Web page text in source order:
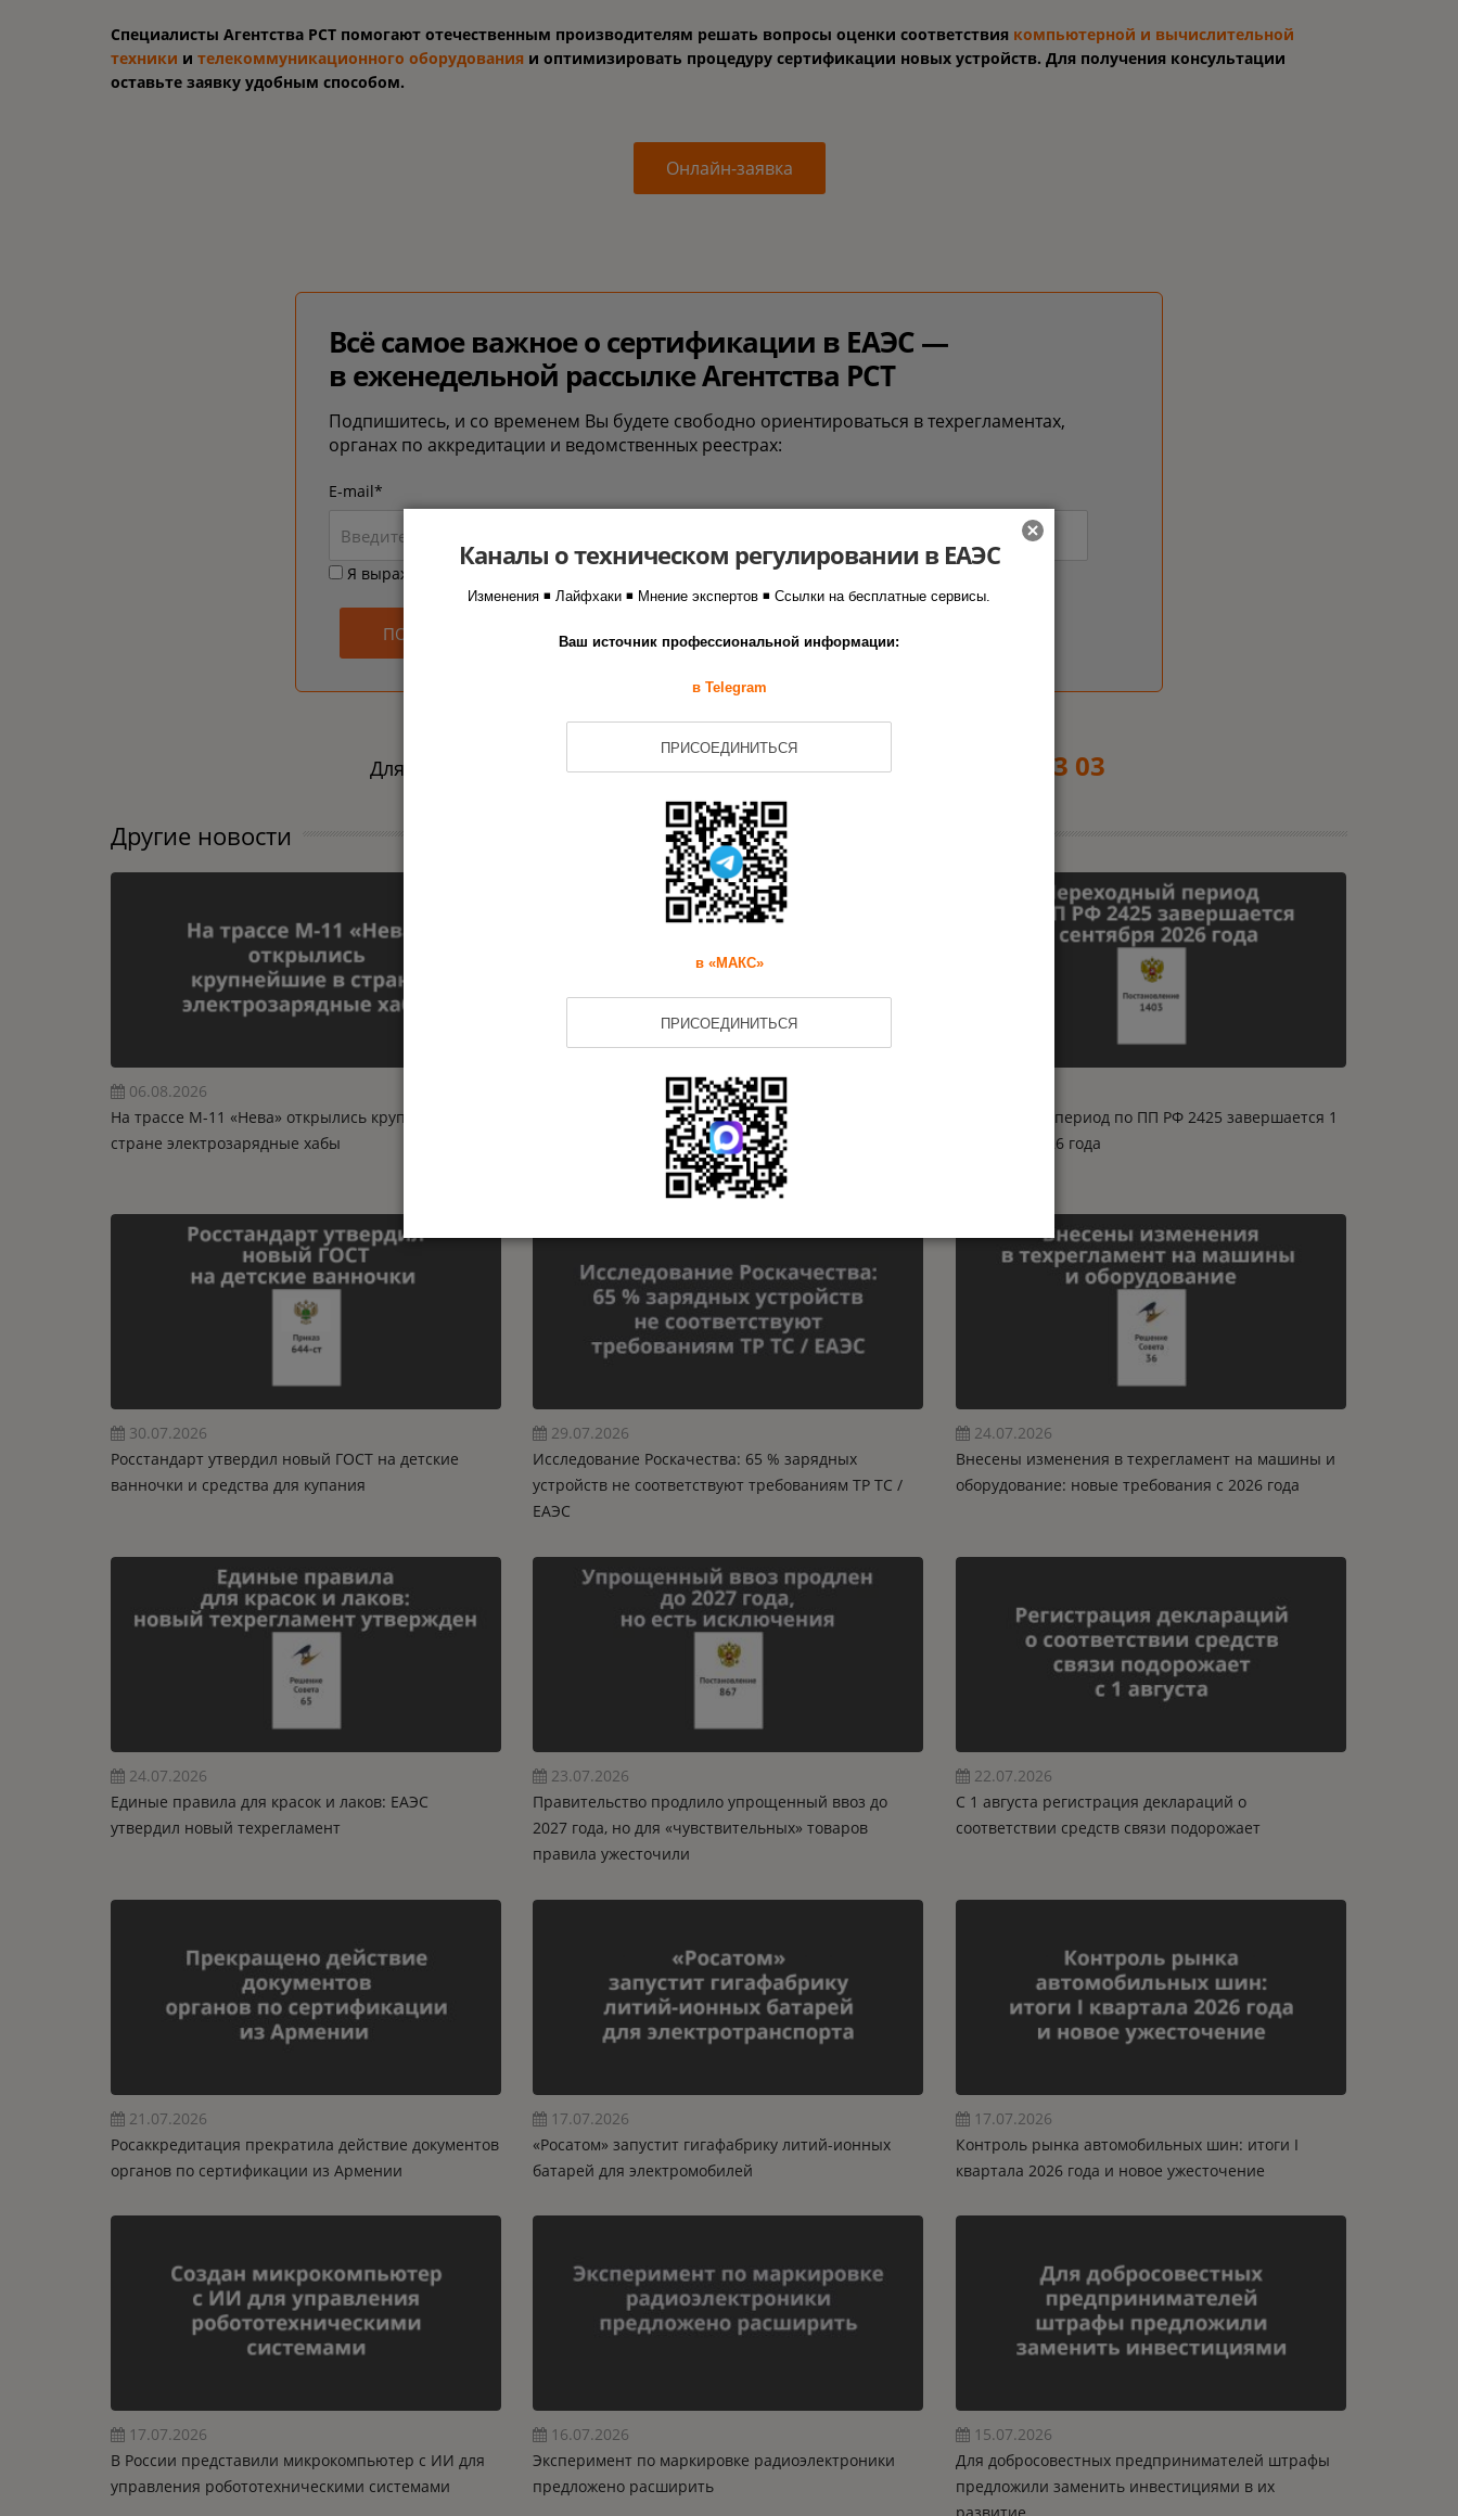
Специалисты Агентства РСТ помогают отечественным производителям решать вопросы оценки соответствия компьютерной и вычислительной
техники и телекоммуникационного оборудования и оптимизировать процедуру сертификации новых устройств. Для получения консультации
оставьте заявку удобным способом.
Онлайн-заявка
Всё самое важное о сертификации в ЕАЭС —
в еженедельной рассылке Агентства РСТ
Подпишитесь, и со временем Вы будете свободно ориентироваться в техрегламентах,
органах по аккредитации и ведомственных реестрах:
E-mail*
Я выражаю согласие на обработку персональных данных
ПОДПИСАТЬСЯ
Для заказа услуг или получения консультации звоните +7 499 553 03 03
Другие новости
06.08.2026
На трассе М-11 «Нева» открылись крупнейшие в
стране электрозарядные хабы
Почти 40 маркетплейсов подключились к сервису
Росаккредитации для проверки товаров для
Переходный период по ПП РФ 2425 завершается 1
сентября 2026 года
30.07.2026
Росстандарт утвердил новый ГОСТ на детские
ванночки и средства для купания
29.07.2026
Исследование Роскачества: 65 % зарядных
устройств не соответствуют требованиям ТР ТС /
ЕАЭС
24.07.2026
Внесены изменения в техрегламент на машины и
оборудование: новые требования с 2026 года
24.07.2026
Единые правила для красок и лаков: ЕАЭС
утвердил новый техрегламент
23.07.2026
Правительство продлило упрощенный ввоз до
2027 года, но для «чувствительных» товаров
правила ужесточили
22.07.2026
C 1 августа регистрация деклараций о
соответствии средств связи подорожает
21.07.2026
Росаккредитация прекратила действие документов
органов по сертификации из Армении
17.07.2026
«Росатом» запустит гигафабрику литий-ионных
батарей для электромобилей
17.07.2026
Контроль рынка автомобильных шин: итоги I
квартала 2026 года и новое ужесточение
17.07.2026
В России представили микрокомпьютер с ИИ для
управления робототехническими системами
16.07.2026
Эксперимент по маркировке радиоэлектроники
предложено расширить
15.07.2026
Для добросовестных предпринимателей штрафы
предложили заменить инвестициями в их
Каналы о техническом регулировании в ЕАЭС
Изменения ◾ Лайфхаки ◾ Мнение экспертов ◾ Ссылки на бесплатные сервисы.
Ваш источник профессиональной информации:
в Telegram
ПРИСОЕДИНИТЬСЯ
в «МАКС»
ПРИСОЕДИНИТЬСЯ